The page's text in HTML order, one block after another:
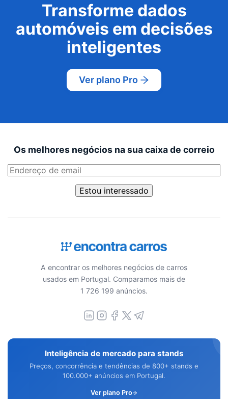
Transforme dados
automóveis em decisões
inteligentes
Ver plano Pro
Os melhores negócios na sua caixa de correio
Estou interessado
A encontrar os melhores negócios de carros
usados em Portugal. Comparamos mais de
1 726 199 anúncios.
Inteligência de mercado para stands
Preços, concorrência e tendências de 800+ stands e
100.000+ anúncios em Portugal.
Ver plano Pro